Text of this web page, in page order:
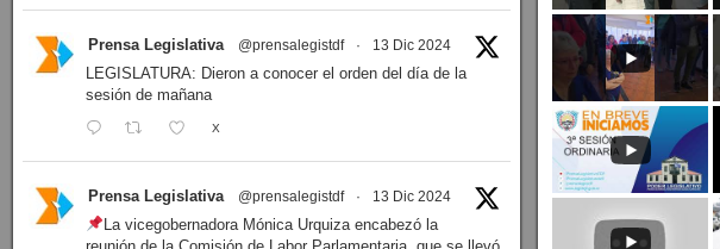
Prensa Legislativa @prensalegistdf · 13 Dic 2024
LEGISLATURA: Dieron a conocer el orden del día de la
sesión de mañana
X
Prensa Legislativa @prensalegistdf · 13 Dic 2024
La vicegobernadora Mónica Urquiza encabezó la